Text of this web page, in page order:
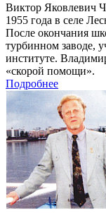
Виктор Яковлевич
1955 года в селе
После окончания
турбинном заводе,
институте.
«скорой помощи».
Подробнее